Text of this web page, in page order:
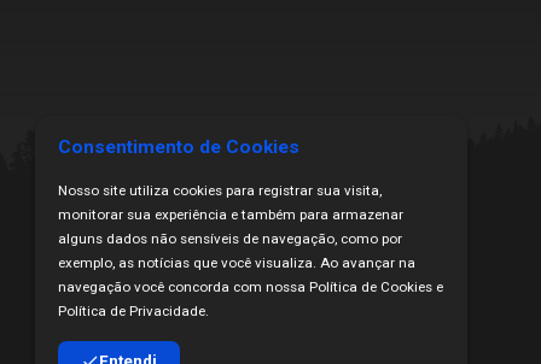
Todos os Direitos Reservados | Copyright ₢ 2024
Proibida a cópia ou veiculação sem citação da fonte.
Desenvolvido por HakkaH Marketing Digital
Consentimento de Cookies
Nosso site utiliza cookies para registrar sua visita,
monitorar sua experiência e também para armazenar
alguns dados não sensíveis de navegação, como por
exemplo, as notícias que você visualiza. Ao avançar na
navegação você concorda com nossa Política de Cookies e
Política de Privacidade.